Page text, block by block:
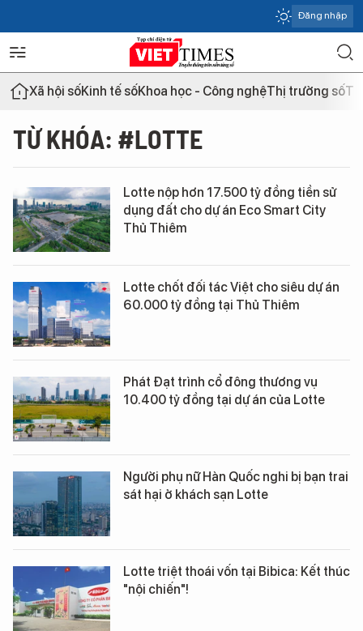
Đăng nhập
Xã hội sốKinh tế sốKhoa học - Công nghệThị trường số
TỪ KHÓA: #LOTTE
Lotte nộp hơn 17.500 tỷ đồng tiền sử
dụng đất cho dự án Eco Smart City
Thủ Thiêm
Lotte chốt đối tác Việt cho siêu dự án
60.000 tỷ đồng tại Thủ Thiêm
Phát Đạt trình cổ đông thương vụ
10.400 tỷ đồng tại dự án của Lotte
Người phụ nữ Hàn Quốc nghi bị bạn trai
sát hại ở khách sạn Lotte
Lotte triệt thoái vốn tại Bibica: Kết thúc
"nội chiến"!